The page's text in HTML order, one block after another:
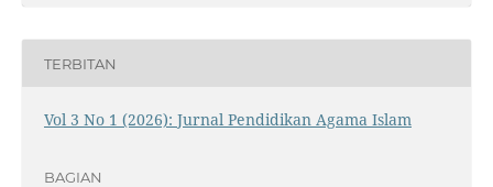
TERBITAN
Vol 3 No 1 (2026): Jurnal Pendidikan Agama Islam
BAGIAN